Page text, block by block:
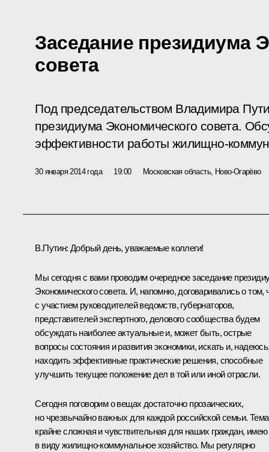
Заседание президиума
совета
Под председательством Владимира
президиума Экономического совета.
эффективности работы жилищно-
30 января 2014 года 19:00 Московская область, Ново-Огарёво
В.Путин: Добрый день, уважаемые коллеги!
Мы сегодня с вами проводим очередное заседание
Экономического совета. И, напомню, договаривались о том,
с участием руководителей ведомств, губернаторов,
представителей экспертного, делового сообщества будем
обсуждать наиболее актуальные и, может быть, острые
вопросы состояния и развития экономики, искать и,
находить эффективные практические решения, способные
улучшить текущее положение дел в той или иной отрасли.
Сегодня поговорим о вещах достаточно прозаических,
но чрезвычайно важных для каждой российской семьи. Тема
крайне сложная и чувствительная для наших граждан, имею
в виду жилищно-коммунальное хозяйство. Мы регулярно